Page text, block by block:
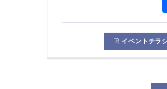
イベントチラ